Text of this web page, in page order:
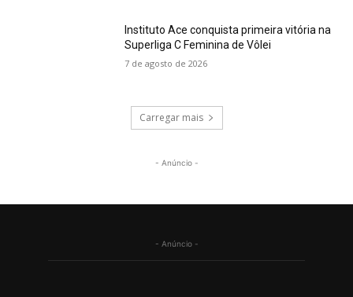
Instituto Ace conquista primeira vitória na
Superliga C Feminina de Vôlei
7 de agosto de 2026
Carregar mais
- Anúncio -
- Anúncio -